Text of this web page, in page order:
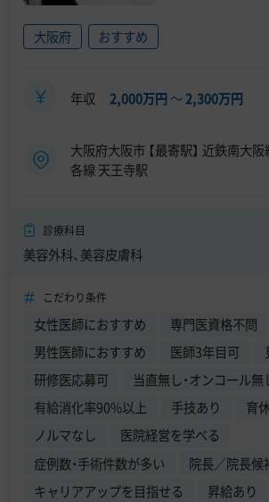
大阪府 おすすめ
年収 2,000万円 〜2,300万円
大阪府大阪市 【最寄駅】 近鉄南大
各線 天王寺駅
診療科目
美容外科、美容皮膚科
こだわり条件
女性医師におすすめ 専門医資格不問
男性医師におすすめ
医師3年目可
研修医応募可
当直無し・オンコール無
有給消化率90%以上
手技あり
育
ノルマなし
医院経営を学べる
症例数・手術件数が多い
院長／院長候
キャリアアップを目指せる
昇給あり